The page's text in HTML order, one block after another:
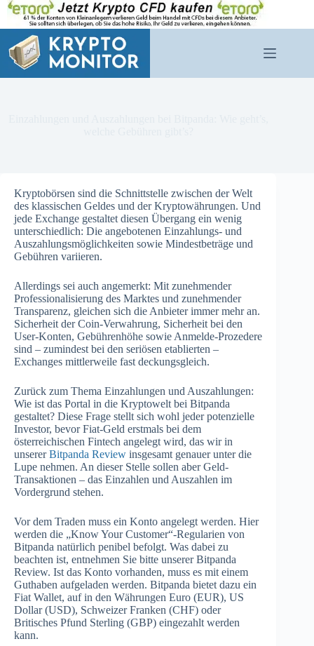
Zum
Inhalt
springen
Kryptobörsen sind die Schnittstelle zwischen der Welt
des klassischen Geldes und der Kryptowährungen. Und
jede Exchange gestaltet diesen Übergang ein wenig
unterschiedlich: Die angebotenen Einzahlungs- und
Auszahlungsmöglichkeiten sowie Mindestbeträge und
Gebühren variieren.
Allerdings sei auch angemerkt: Mit zunehmender
Professionalisierung des Marktes und zunehmender
Transparenz, gleichen sich die Anbieter immer mehr an.
Sicherheit der Coin-Verwahrung, Sicherheit bei den
User-Konten, Gebührenhöhe sowie Anmelde-Prozedere
sind – zumindest bei den seriösen etablierten –
Exchanges mittlerweile fast deckungsgleich.
Zurück zum Thema Einzahlungen und Auszahlungen:
Wie ist das Portal in die Kryptowelt bei Bitpanda
gestaltet? Diese Frage stellt sich wohl jeder potenzielle
Investor, bevor Fiat-Geld erstmals bei dem
österreichischen Fintech angelegt wird, das wir in
unsererBitpanda Review insgesamt genauer unter die
Lupe nehmen. An dieser Stelle sollen aber Geld-
Transaktionen – das Einzahlen und Auszahlen im
Vordergrund stehen.
Vor dem Traden muss ein Konto angelegt werden. Hier
werden die „Know Your Customer“-Regularien von
Bitpanda natürlich penibel befolgt. Was dabei zu
beachten ist, entnehmen Sie bitte unserer Bitpanda
Review. Ist das Konto vorhanden, muss es mit einem
Guthaben aufgeladen werden. Bitpanda bietet dazu ein
Fiat Wallet, auf in den Währungen Euro (EUR), US
Dollar (USD), Schweizer Franken (CHF) oder
Britisches Pfund Sterling (GBP) eingezahlt werden
kann.